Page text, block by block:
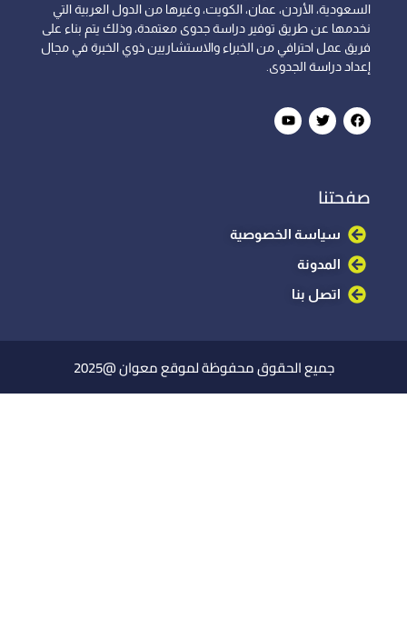
السعودية، الأردن، عمان، الكويت، وغيرها من الدول العربية التي
نخدمها عن طريق توفير دراسة جدوى معتمدة، وذلك يتم بناء على
فريق عمل احترافي من الخبراء والاستشاريين ذوي الخبرة في مجال
إعداد دراسة الجدوى.
صفحتنا
سياسة الخصوصية
المدونة
اتصل بنا
جميع الحقوق محفوظة لموقع معوان @2025